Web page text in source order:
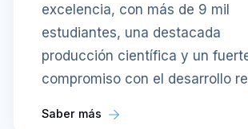
excelencia, con más de 9 mil
estudiantes, una destacada
producción científica y un
compromiso con el desarrollo
Saber más